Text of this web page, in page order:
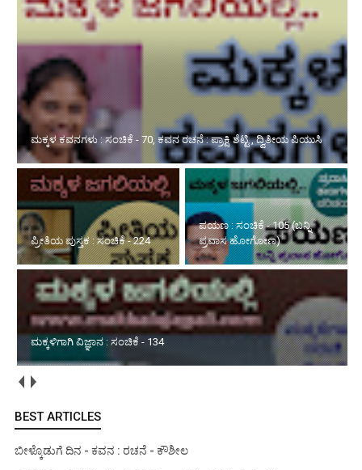
ಪ್ರೀತಿಯ ಪುಸ್ತಕ : ಸಂಚಿಕೆ - 224
ಪಯಣ : ಸಂಚಿಕೆ - 105 (ಬನ್ನಿ
ಪ್ರವಾಸ ಹೋಗೋಣ)
ಮಕ್ಕಳಿಗಾಗಿ ವಿಜ್ಞಾನ : ಸಂಚಿಕೆ - 134
ಮಳೆಯ ವಿಶೇಷ ಅನುಭವ : ಸಂಚಿಕೆ - 02
BEST ARTICLES
ಬೀಳ್ಕೊಡುಗೆ ದಿನ - ಕವನ : ರಚನೆ - ಕೌಶೀಲ